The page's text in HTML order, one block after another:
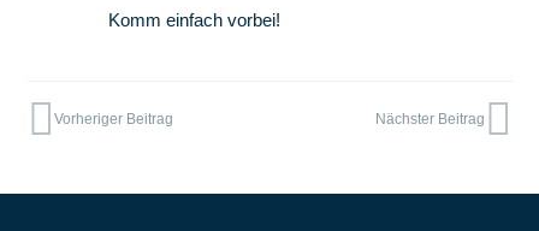
Komm einfach vorbei!
Vorheriger Beitrag Nächster Beitrag